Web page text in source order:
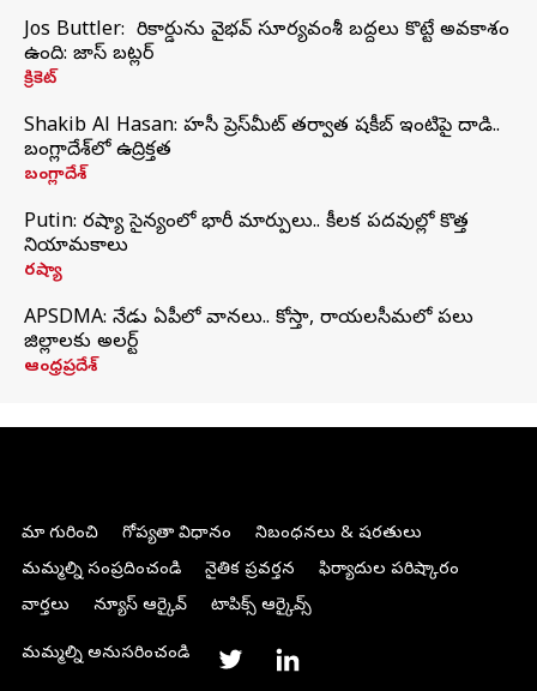
Jos Buttler: నా రికార్డును వైభవ్ సూర్యవంశీ బద్దలు కొట్టే అవకాశం
ఉంది: జాస్ బట్లర్
క్రికెట్
Shakib Al Hasan: హసీనా ప్రెస్‌మీట్‌ తర్వాత షకీబ్‌ ఇంటిపై దాడి..
బంగ్లాదేశ్‌లో ఉద్రిక్తత
బంగ్లాదేశ్
Putin: రష్యా సైన్యంలో భారీ మార్పులు.. కీలక పదవుల్లో కొత్త
నియామకాలు
రష్యా
APSDMA: నేడు ఏపీలో వానలు.. కోస్తా, రాయలసీమలో పలు
జిల్లాలకు అలర్ట్
ఆంధ్రప్రదేశ్
మా గురించి గోప్యతా విధానం
నిబంధనలు & షరతులు
మమ్మల్ని సంప్రదించండి
నైతిక ప్రవర్తన
ఫిర్యాదుల పరిష్కారం
వార్తలు
న్యూస్ ఆర్కైవ్ టాపిక్స్ ఆర్కైవ్స్
మమ్మల్ని అనుసరించండి